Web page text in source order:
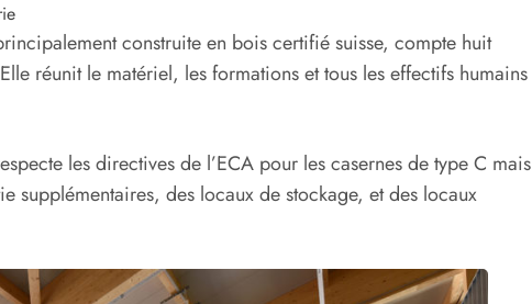
construite en bois certifié suisse, compte huit
réunit le matériel, les formations et tous les effectifs humains
les directives de l’ECA pour les casernes de type C mais
supplémentaires, des locaux de stockage, et des locaux